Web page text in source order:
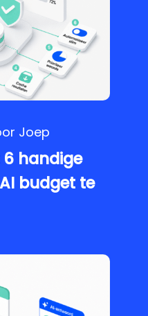
Joep
handige
budget te